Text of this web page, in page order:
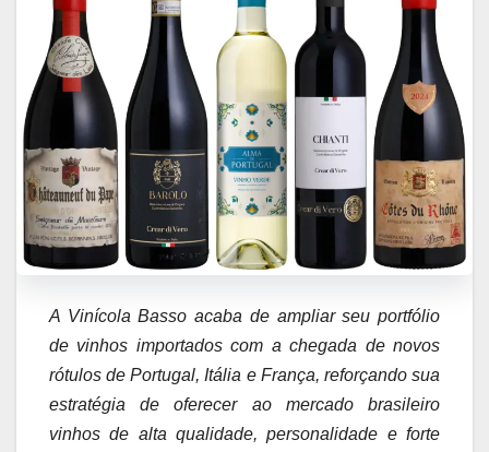
A Vinícola Basso acaba de ampliar seu portfólio
de vinhos importados com a chegada de novos
rótulos de Portugal, Itália e França, reforçando sua
estratégia de oferecer ao mercado brasileiro
vinhos de alta qualidade, personalidade e forte